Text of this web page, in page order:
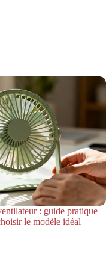
: guide pratique
le modèle idéal